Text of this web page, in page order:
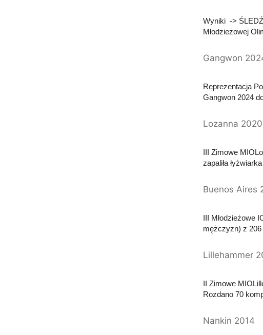
Wyniki ->
Młodzieżowej
Gangwon
Reprezentacja
Gangwon 2024
Lozanna 2020
III Zimowe
zapaliła
Buenos Aires
III Młodzieżowe
mężczyzn) z 206
Lillehammer
II Zimowe
Rozdano 70
Nankin 2014